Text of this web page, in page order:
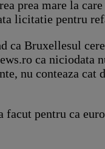
prea mare la
licitatie pentru
Bruxellesul
ca
nu conteaza cat
pentru ca